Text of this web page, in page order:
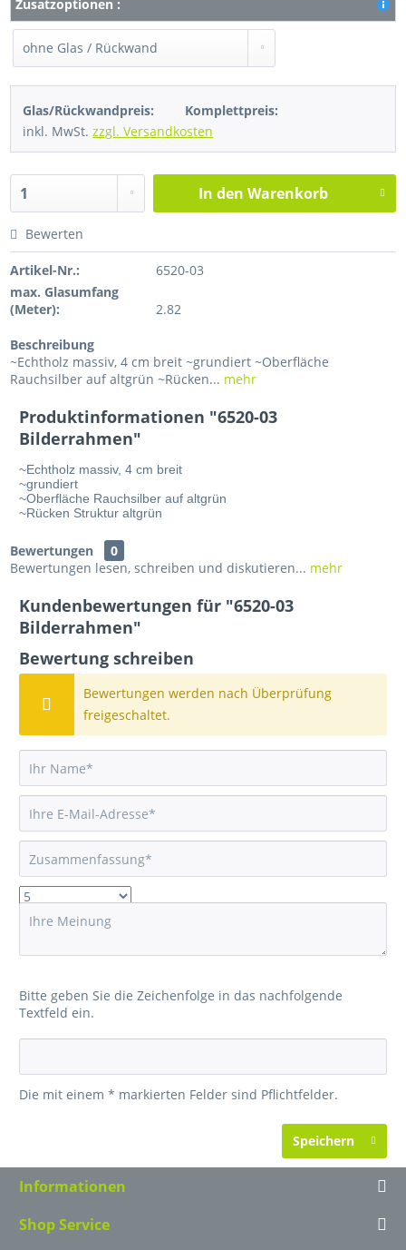
Zusatzoptionen :
Glas/Rückwandpreis:
Komplettpreis:
inkl. MwSt.zzgl. Versandkosten
In den Warenkorb
Bewerten
Artikel-Nr.:
6520-03
max. Glasumfang
(Meter):
2.82
Beschreibung
~Echtholz massiv, 4 cm breit ~grundiert ~Oberfläche
Rauchsilber auf altgrün ~Rücken... mehr
Produktinformationen "6520-03
Bilderrahmen"
~Echtholz massiv, 4 cm breit
~grundiert
~Oberfläche Rauchsilber auf altgrün
~Rücken Struktur altgrün
Bewertungen
0
Bewertungen lesen, schreiben und diskutieren... mehr
Kundenbewertungen für "6520-03
Bilderrahmen"
Bewertung schreiben
Bewertungen werden nach Überprüfung
freigeschaltet.
Bitte geben Sie die Zeichenfolge in das nachfolgende
Textfeld ein.
Die mit einem * markierten Felder sind Pflichtfelder.
Speichern
Informationen
Shop Service